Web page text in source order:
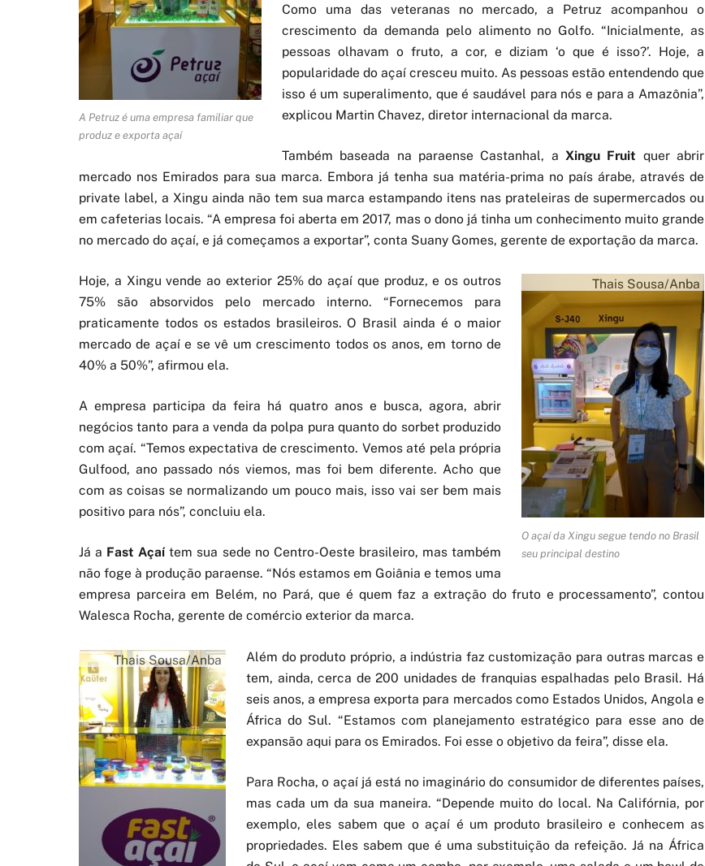
A Petruz é uma empresa familiar que
produz e exporta açaí
Como uma das veteranas no mercado, a Petruz acompanhou o
crescimento da demanda pelo alimento no Golfo. “Inicialmente, as
pessoas olhavam o fruto, a cor, e diziam ‘o que é isso?’. Hoje, a
popularidade do açaí cresceu muito. As pessoas estão entendendo que
isso é um superalimento, que é saudável para nós e para a Amazônia”,
explicou Martin Chavez, diretor internacional da marca.
Também baseada na paraense Castanhal, a Xingu Fruit quer abrir
mercado nos Emirados para sua marca. Embora já tenha sua matéria-prima no país árabe, através de
private label, a Xingu ainda não tem sua marca estampando itens nas prateleiras de supermercados ou
em cafeterias locais. “A empresa foi aberta em 2017, mas o dono já tinha um conhecimento muito grande
no mercado do açaí, e já começamos a exportar”, conta Suany Gomes, gerente de exportação da marca.
Thais Sousa/Anba
O açaí da Xingu segue tendo no Brasil
seu principal destino
Hoje, a Xingu vende ao exterior 25% do açaí que produz, e os outros
75% são absorvidos pelo mercado interno. “Fornecemos para
praticamente todos os estados brasileiros. O Brasil ainda é o maior
mercado de açaí e se vê um crescimento todos os anos, em torno de
40% a 50%”, afirmou ela.
A empresa participa da feira há quatro anos e busca, agora, abrir
negócios tanto para a venda da polpa pura quanto do sorbet produzido
com açaí. “Temos expectativa de crescimento. Vemos até pela própria
Gulfood, ano passado nós viemos, mas foi bem diferente. Acho que
com as coisas se normalizando um pouco mais, isso vai ser bem mais
positivo para nós”, concluiu ela.
Já a Fast Açaítem sua sede no Centro-Oeste brasileiro, mas também
não foge à produção paraense. “Nós estamos em Goiânia e temos uma
empresa parceira em Belém, no Pará, que é quem faz a extração do fruto e processamento”, contou
Walesca Rocha, gerente de comércio exterior da marca.
Thais Sousa/Anba
Além do produto próprio, a indústria faz customização para outras marcas e
tem, ainda, cerca de 200 unidades de franquias espalhadas pelo Brasil. Há
seis anos, a empresa exporta para mercados como Estados Unidos, Angola e
África do Sul. “Estamos com planejamento estratégico para esse ano de
expansão aqui para os Emirados. Foi esse o objetivo da feira”, disse ela.
Para Rocha, o açaí já está no imaginário do consumidor de diferentes países,
mas cada um da sua maneira. “Depende muito do local. Na Califórnia, por
exemplo, eles sabem que o açaí é um produto brasileiro e conhecem as
propriedades. Eles sabem que é uma substituição da refeição. Já na África